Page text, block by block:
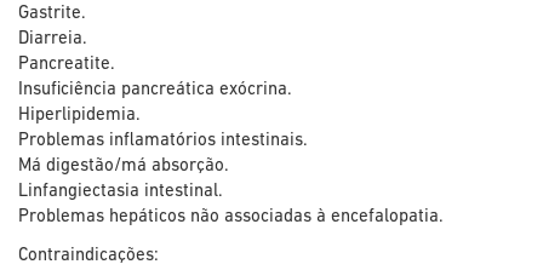
Gastrite.
Diarreia.
Pancreatite.
Insuficiência pancreática exócrina.
Hiperlipidemia.
Problemas inflamatórios intestinais.
Má digestão/má absorção.
Linfangiectasia intestinal.
Problemas hepáticos não associadas à encefalopatia.
Contraindicações: